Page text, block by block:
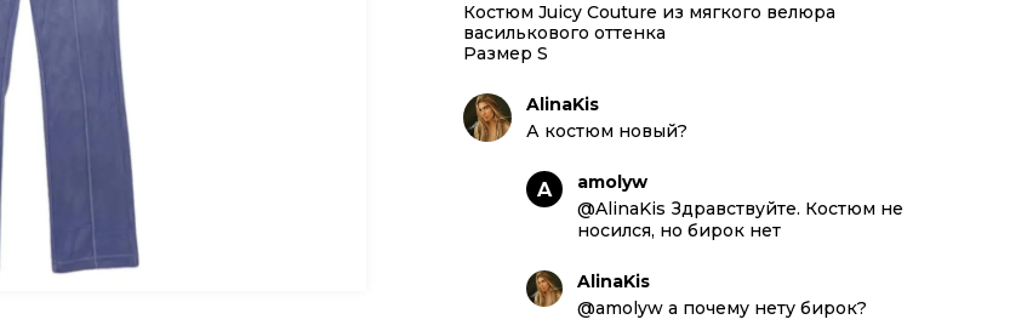
Костюм Juicy Couture из мягкого велюра
василькового оттенка
Размер S
AlinaKis
А костюм новый?
A
amolyw
@AlinaKis Здравствуйте. Костюм не
носился, но бирок нет
AlinaKis
@amolyw а почему нету бирок?